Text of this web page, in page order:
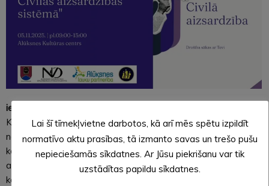
iesaiste civilās aizsardzības sistēmā”.
Konferences mērķis bija informēt iedzīvotājus par Alūksnes
novada sadarbības teritorijas civilās aizsardzības plānu,
kopīgi domāt par NVO un brīvprātīgo iesaisti civilā
aizsardzībā, psiholoģisko noturību krīzes situācijās, uzzināt
konkrētas ģimenes pieeju, domājot par 24 h gatavību, kā arī
Lai šī tīmekļvietne darbotos, kā arī mēs spētu izpildīt
normatīvo aktu prasības, tā izmanto savas un trešo pušu
nepieciešamās sīkdatnes. Ar Jūsu piekrišanu var tik
uzstādītas papildu sīkdatnes.